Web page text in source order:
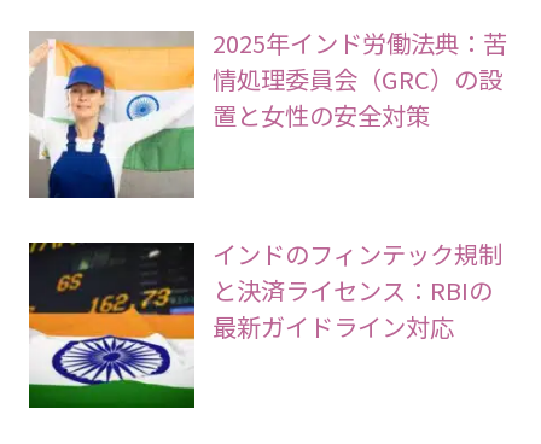
2025年インド労働法典：苦
情処理委員会（GRC）の設
置と女性の安全対策
インドのフィンテック規制
と決済ライセンス：RBIの
最新ガイドライン対応